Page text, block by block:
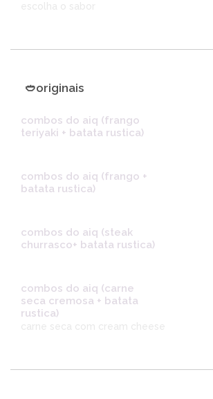
escolha o sabor
🥙originais
combos do aiq (frango
teriyaki + batata rustica)
combos do aiq (frango +
batata rustica)
combos do aiq (steak
churrasco+ batata rustica)
combos do aiq (carne
seca cremosa + batata
rustica)
carne seca com cream cheese